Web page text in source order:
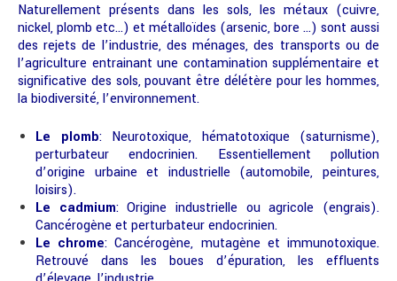
Naturellement présents dans les sols, les métaux (cuivre,
nickel, plomb etc…) et métalloïdes (arsenic, bore …) sont aussi
des rejets de l’industrie, des ménages, des transports ou de
l’agriculture entrainant une contamination supplémentaire et
significative des sols, pouvant être délétère pour les hommes,
la biodiversité, l’environnement.
Le plomb: Neurotoxique, hématotoxique (saturnisme),
perturbateur endocrinien. Essentiellement pollution
d’origine urbaine et industrielle (automobile, peintures,
loisirs).
Le cadmium: Origine industrielle ou agricole (engrais).
Cancérogène et perturbateur endocrinien.
Le chrome: Cancérogène, mutagène et immunotoxique.
Retrouvé dans les boues d’épuration, les effluents